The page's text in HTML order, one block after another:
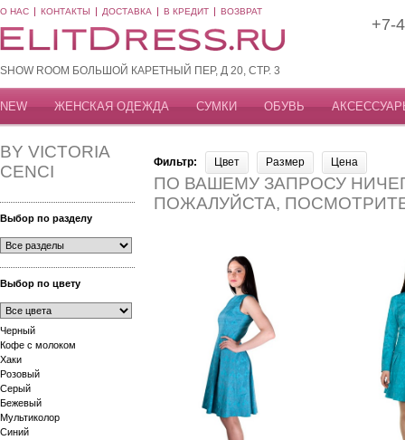
О НАС КОНТАКТЫ ДОСТАВКА В КРЕДИТ ВОЗВРАТ
SHOW ROOM БОЛЬШОЙ КАРЕТНЫЙ ПЕР, Д 20, СТР. 3
+7-
NEW ЖЕНСКАЯ ОДЕЖДА СУМКИ ОБУВЬ
BY VICTORIA
CENCI
Выбор по разделу
Выбор по цвету
Черный
Кофе с молоком
Хаки
Розовый
Серый
Бежевый
Мультиколор
Синий
Фильтр: Цвет Размер Цена
ПО ВАШЕМУ ЗАПРОСУ
ПОЖАЛУЙСТА,